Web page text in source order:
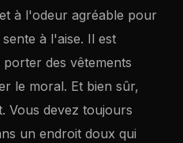
à l'odeur agréable pour
à l'aise. Il est
des vêtements
le moral. Et bien sûr,
Vous devez toujours
un endroit doux qui